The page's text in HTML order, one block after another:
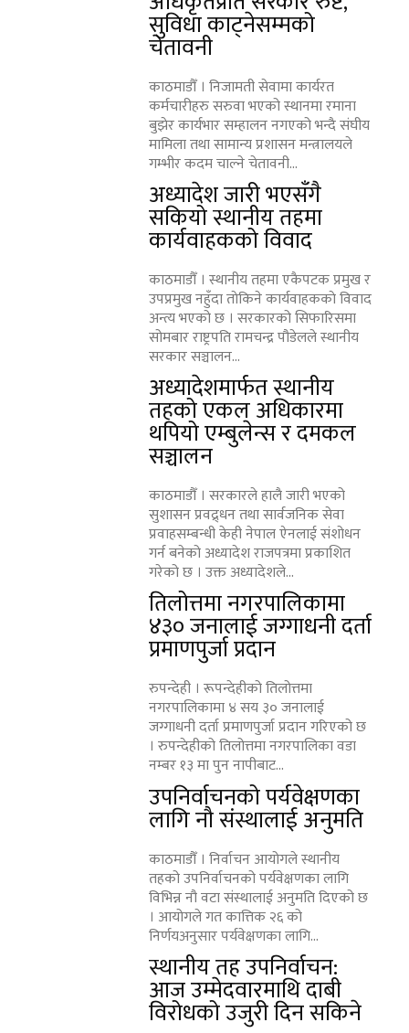
सुविधा काट्नेसम्मको
चेतावनी
काठमाडौँ । निजामती सेवामा कार्यरत
कर्मचारीहरु सरुवा भएको स्थानमा रमाना
बुझेर कार्यभार सम्हालन नगएको भन्दै संघीय
मामिला तथा सामान्य प्रशासन मन्त्रालयले
गम्भीर कदम चाल्ने चेतावनी...
अध्यादेश जारी भएसँगै
सकियो स्थानीय तहमा
कार्यवाहकको विवाद
काठमाडौँ । स्थानीय तहमा एकैपटक प्रमुख र
उपप्रमुख नहुँदा ताेकिने कार्यवाहककाे विवाद
अन्त्य भएको छ । सरकारको सिफारिसमा
सोमबार राष्ट्रपति रामचन्द्र पौडेलले स्थानीय
सरकार सञ्चालन...
अध्यादेशमार्फत स्थानीय
तहको एकल अधिकारमा
थपियो एम्बुलेन्स र दमकल
सञ्चालन
काठमाडौँ । सरकारले हालै जारी भएको
सुशासन प्रवद्र्धन तथा सार्वजनिक सेवा
प्रवाहसम्बन्धी केही नेपाल ऐनलाई संशोधन
गर्न बनेको अध्यादेश राजपत्रमा प्रकाशित
गरेको छ । उक्त अध्यादेशले...
तिलोत्तमा नगरपालिकामा
४३० जनालाई जग्गाधनी दर्ता
प्रमाणपुर्जा प्रदान
रुपन्देही । रूपन्देहीको तिलोत्तमा
नगरपालिकामा ४ सय ३० जनालाई
जग्गाधनी दर्ता प्रमाणपुर्जा प्रदान गरिएको छ
। रुपन्देहीको तिलोत्तमा नगरपालिका वडा
नम्बर १३ मा पुन नापीबाट...
उपनिर्वाचनको पर्यवेक्षणका
लागि नौ संस्थालाई अनुमति
काठमाडौँ । निर्वाचन आयोगले स्थानीय
तहको उपनिर्वाचनको पर्यवेक्षणका लागि
विभिन्न नौ वटा संस्थालाई अनुमति दिएको छ
। आयोगले गत कात्तिक २६ को
निर्णयअनुसार पर्यवेक्षणका लागि...
स्थानीय तह उपनिर्वाचन:
आज उम्मेदवारमाथि दाबी
विरोधको उजुरी दिन सकिने